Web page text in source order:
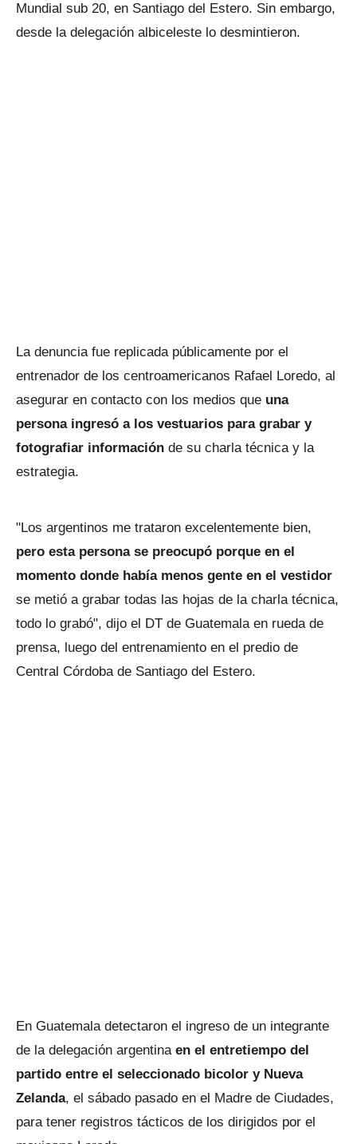
Mundial sub 20, en Santiago del Estero. Sin embargo,
desde la delegación albiceleste lo desmintieron.
La denuncia fue replicada públicamente por el
entrenador de los centroamericanos Rafael Loredo, al
asegurar en contacto con los medios que una
persona ingresó a los vestuarios para grabar y
fotografiar información de su charla técnica y la
estrategia.
"Los argentinos me trataron excelentemente bien,
pero esta persona se preocupó porque en el
momento donde había menos gente en el vestidor
se metió a grabar todas las hojas de la charla técnica,
todo lo grabó", dijo el DT de Guatemala en rueda de
prensa, luego del entrenamiento en el predio de
Central Córdoba de Santiago del Estero.
En Guatemala detectaron el ingreso de un integrante
de la delegación argentina en el entretiempo del
partido entre el seleccionado bicolor y Nueva
Zelanda, el sábado pasado en el Madre de Ciudades,
para tener registros tácticos de los dirigidos por el